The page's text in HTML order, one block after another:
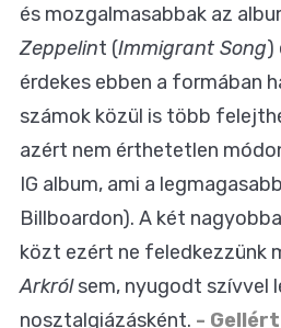
és mozgalmasabbak az
Zeppelint (Immigrant Song)
érdekes ebben a formában
számok közül is több
azért nem érthetetlen
IG album, ami a
Billboardon). A két
közt ezért ne feledkezzünk
Arkrólsem, nyugodt szívvel
nosztalgiázásként. -